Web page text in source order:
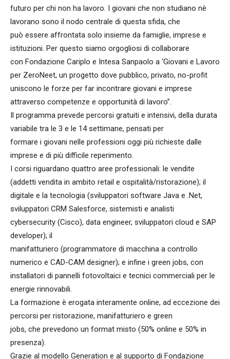
futuro per chi non ha lavoro. I giovani che non studiano nè
lavorano sono il nodo centrale di questa sfida, che
può essere affrontata solo insieme da famiglie, imprese e
istituzioni. Per questo siamo orgogliosi di collaborare
con Fondazione Cariplo e Intesa Sanpaolo a ‘Giovani e Lavoro
per ZeroNeet, un progetto dove pubblico, privato, no-profit
uniscono le forze per far incontrare giovani e imprese
attraverso competenze e opportunità di lavoro”.
Il programma prevede percorsi gratuiti e intensivi, della durata
variabile tra le 3 e le 14 settimane, pensati per
formare i giovani nelle professioni oggi più richieste dalle
imprese e di più difficile reperimento.
I corsi riguardano quattro aree professionali: le vendite
(addetti vendita in ambito retail e ospitalità/ristorazione); il
digitale e la tecnologia (sviluppatori software Java e .Net,
sviluppatori CRM Salesforce, sistemisti e analisti
cybersecurity (Cisco), data engineer, sviluppatori cloud e SAP
developer); il
manifatturiero (programmatore di macchina a controllo
numerico e CAD-CAM designer); e infine i green jobs, con
installatori di pannelli fotovoltaici e tecnici commerciali per le
energie rinnovabili.
La formazione è erogata interamente online, ad eccezione dei
percorsi per ristorazione, manifatturiero e green
jobs, che prevedono un format misto (50% online e 50% in
presenza).
Grazie al modello Generation e al supporto di Fondazione